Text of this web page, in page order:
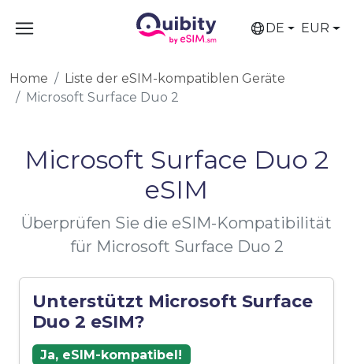
DE EUR
Home
Liste der eSIM-kompatiblen Geräte
Microsoft Surface Duo 2
Microsoft Surface Duo 2
eSIM
Überprüfen Sie die eSIM-Kompatibilität
für Microsoft Surface Duo 2
Unterstützt Microsoft Surface
Duo 2 eSIM?
Ja, eSIM-kompatibel!